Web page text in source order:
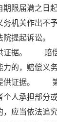
期限届满之
机关作出不
院提起诉
证据。 赔
的，赔偿义
供证据。
个人承担部
，应当依法